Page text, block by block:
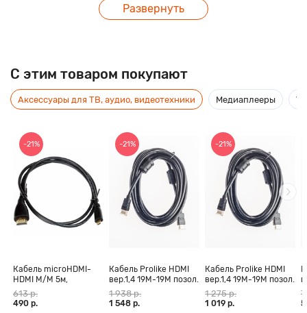
Развернуть
C этим товаром покупают
Аксессуары для ТВ, аудио, видеотехники Медиаплееры
-21%
Кабель microHDMI-
HDMI M/M 5м,
позолоченные
контакты Blister box
613 р.
490 р.
-21%
Кабель Prolike HDMI
вер.1,4 19М-19М позол.
конт., ферритовые
кольца, 30 м
1 938 р.
1 548 р.
-21%
Кабель Prolike HDMI
вер.1,4 19М-19М позол.
конт., ферритовые
кольца, 20 м
1 275 р.
1 019 р.